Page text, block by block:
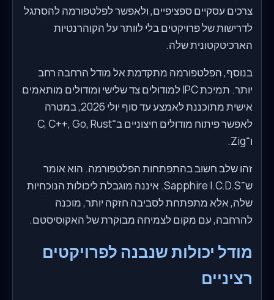
צרכים עסקיים ספציפיים, ולאפשר לפלטפורמה להסתגל
לדרישות של פרויקטים בלי לוותר על הקוהרנטיות
הארכיטקטונית שלה.
בנוסף, הפלטפורמה מתקדמת אל מודל הרחבה רחב
יותר. תמיכת IPC למודולים צד שלישי ומודולים מותאמים
אישית מתוכננת לאמצע עד סוף יולי 2026, במטרה
לאפשר פיתוח מודולים חיצוניים ב־C, C++, Go, Rust
ו־Zig.
זהו שלב חשוב בהתפתחות הפלטפורמה. הוא אומר
ש־Sapphire I.C.D.S. איננה מוגבלת ליכולות הנוכחיות
שלה, אלא מתפתחת לסביבה חזקה יותר, מוכנה
להרחבה, עם מקום לצמיחה מבוקרת של האקוסיסטם.
מודל יכולות שנבנה לפרויקטים
רציניים